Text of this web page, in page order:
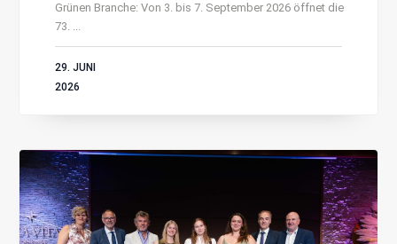
Grünen Branche: Von 3. bis 7. September 2026 öffnet die
73. ...
29. JUNI
2026